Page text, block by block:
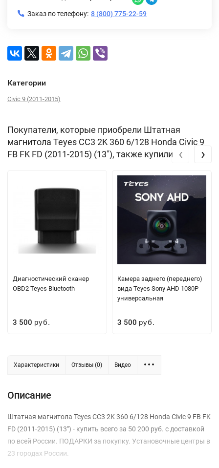
Заказ по телефону: 8 (800) 775-22-59
Категории
Civic 9 (2011-2015)
Покупатели, которые приобрели Штатная
магнитола Teyes CC3 2K 360 6/128 Honda Civic 9
FB FK FD (2011-2015) (13"), также купили
Диагностический сканер
OBD2 Teyes Bluetooth
3 500 руб.
Камера заднего (переднего)
вида Teyes Sony AHD 1080P
универсальная
3 500 руб.
‹ ›
Характеристики Отзывы (0) Видео
Описание
Штатная магнитола Teyes CC3 2K 360 6/128 Honda Civic 9 FB FK
FD (2011-2015) (13") - купить всего за 50 200 руб. с доставкой
по всей России. ПОДАРКИ за покупку. Установочные центры в
23 городах России.